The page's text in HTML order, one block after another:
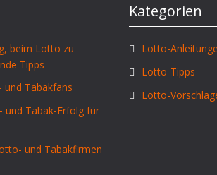
beim Lotto zu
Tipps
Tabakfans
und Tabak-Erfolg für
und Tabakfirmen
Kategorien
Lotto-
Lotto-Tipps
Lotto-